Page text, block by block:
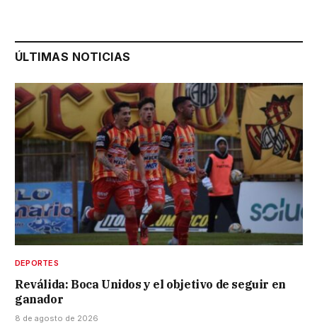
ÚLTIMAS NOTICIAS
DEPORTES
Reválida: Boca Unidos y el objetivo de seguir en
ganador
8 de agosto de 2026